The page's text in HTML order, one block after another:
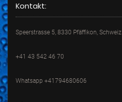
Kontakt:
Speerstrasse 5, 8330 Pfäffikon, Schweiz
+41 43 542 46 70
Whatsapp +41794680606